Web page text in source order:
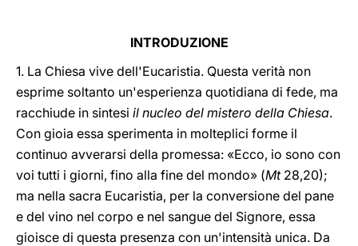
INTRODUZIONE
1. La Chiesa vive dell'Eucaristia. Questa verità non
esprime soltanto un'esperienza quotidiana di fede, ma
racchiude in sintesi il nucleo del mistero della Chiesa.
Con gioia essa sperimenta in molteplici forme il
continuo avverarsi della promessa: «Ecco, io sono con
voi tutti i giorni, fino alla fine del mondo» (Mt 28,20);
ma nella sacra Eucaristia, per la conversione del pane
e del vino nel corpo e nel sangue del Signore, essa
gioisce di questa presenza con un'intensità unica. Da